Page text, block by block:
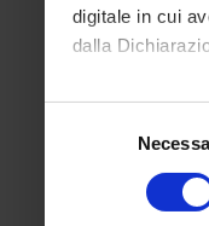
digitale in cui
dalla
Con il tuo
digitali).
Testi
H.
O.